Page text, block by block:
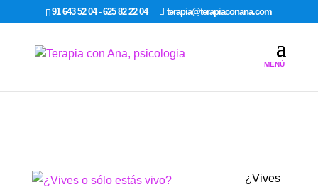
google-site-verification: google7dcda757e565a307.html
91 643 52 04 - 625 82 22 04 terapia@terapiaconana.com
¿Vives